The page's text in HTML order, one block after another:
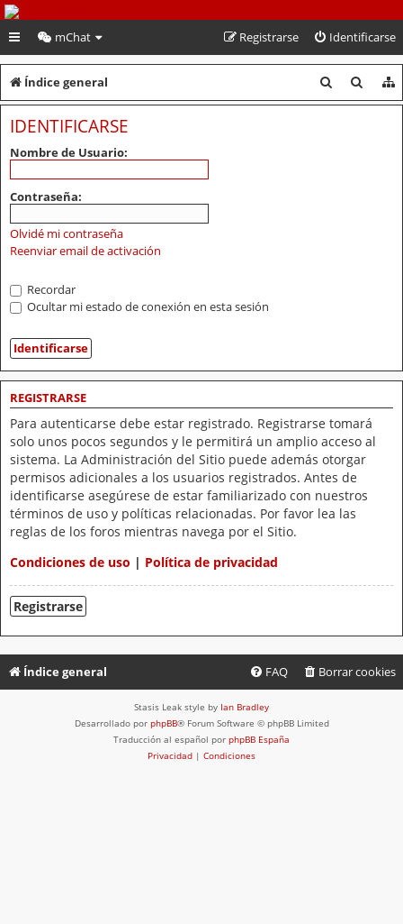
PeruVoley.com
mChat Identificarse
Registrarse
Índice general
u
u
IDENTIFICARSE
Nombre de Usuario:
Contraseña:
Olvidé mi contraseña
Reenviar email de activación
Recordar
Ocultar mi estado de conexión en esta sesión
REGISTRARSE
Para autenticarse debe estar registrado. Registrarse tomará
solo unos pocos segundos y le permitirá un amplio acceso al
sistema. La Administración del Sitio puede además otorgar
permisos adicionales a los usuarios registrados. Antes de
identificarse asegúrese de estar familiarizado con nuestros
términos de uso y políticas relacionadas. Por favor lea las
reglas de los foros mientras navega por el Sitio.
Condiciones de uso | Política de privacidad
Registrarse
Índice general Borrar cookies
FAQ
Stasis Leak style by Ian Bradley
Desarrollado por phpBB® Forum Software © phpBB Limited
Traducción al español por phpBB España
Privacidad | Condiciones